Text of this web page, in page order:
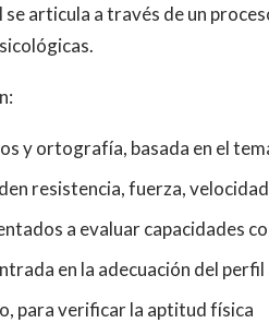
se articula a través de un
y ortografía, basada en el
resistencia, fuerza,
a evaluar capacidades
en la adecuación del perfil
para verificar la aptitud física